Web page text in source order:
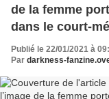
de la femme
dans le court-
Publié le 22/01/2021 à
Par darkness-